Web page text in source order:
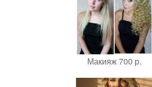
Макияж 700 р.